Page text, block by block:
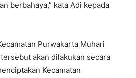
berbahaya,” kata Adi kepada
Purwakarta Muhari
akan dilakukan secara
Kecamatan